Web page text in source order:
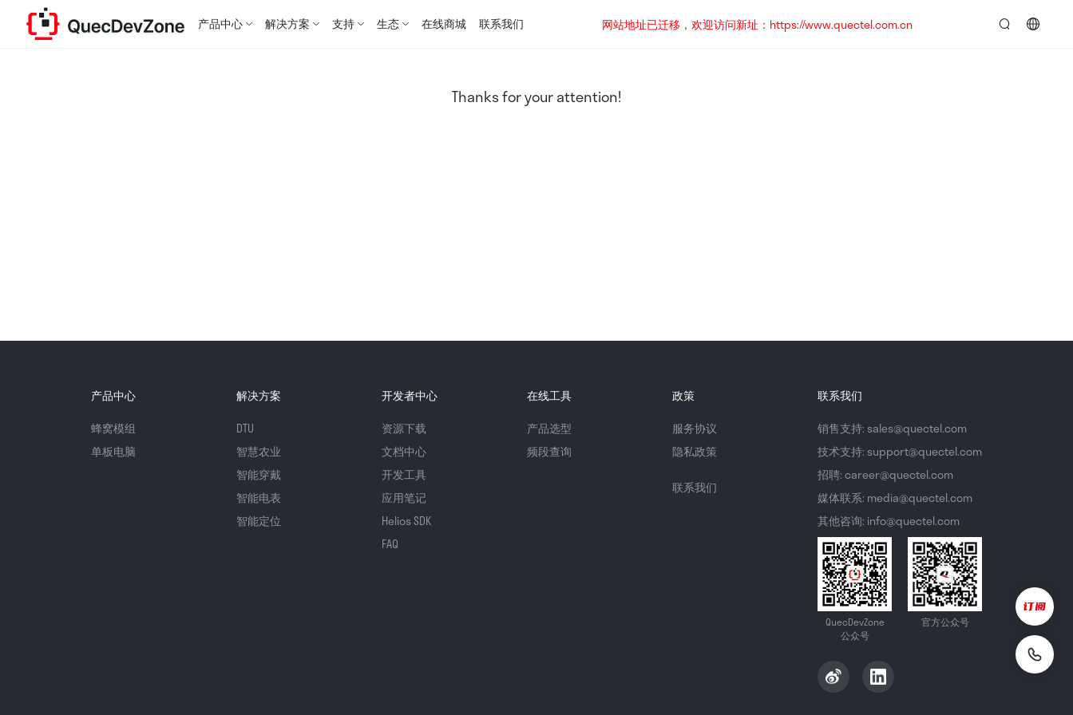
产品中心 解决方案 支持 生态 在线商城 联系我们
网站地址已迁移，欢迎访问新址：https://www.quectel.com.cn
Thanks for your attention!
产品中心
蜂窝模组
单板电脑
解决方案
DTU
智慧农业
智能穿戴
智能电表
智能定位
开发者中心
资源下载
文档中心
开发工具
应用笔记
Helios SDK
FAQ
在线工具
产品选型
频段查询
政策
服务协议
隐私政策
联系我们
联系我们
销售支持: sales@quectel.com
技术支持: support@quectel.com
招聘: career@quectel.com
媒体联系: media@quectel.com
其他咨询: info@quectel.com
QuecDevZone
公众号
官方公众号